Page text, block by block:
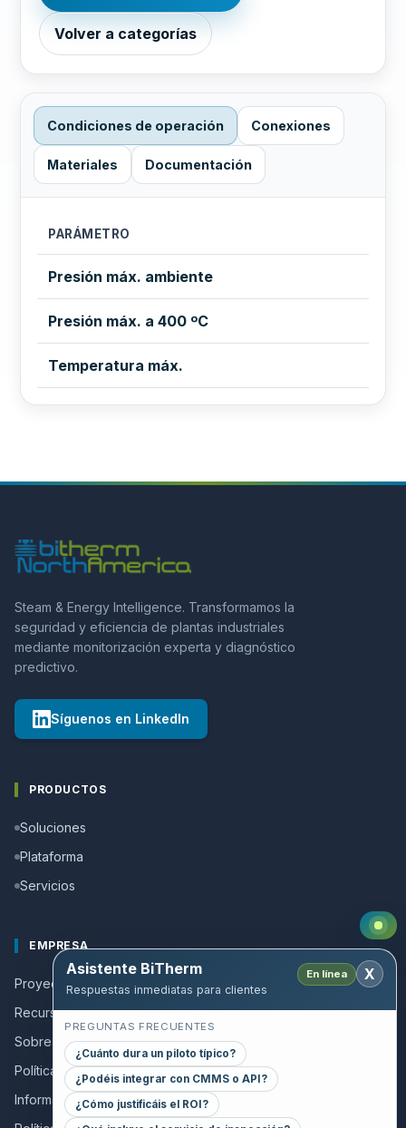
Volver a categorías
Condiciones de operación Conexiones
Materiales Documentación
PARÁMETRO
Presión máx. ambiente
Presión máx. a 400 ºC
Temperatura máx.
Steam & Energy Intelligence. Transformamos la
seguridad y eficiencia de plantas industriales
mediante monitorización experta y diagnóstico
predictivo.
Síguenos en LinkedIn
PRODUCTOS
Soluciones
Plataforma
Servicios
EMPRESA
Proyectos de éxito
Recursos y Guías
Sobre nosotros
Política de calidad
Información a colaboradores
Asistente BiTherm
Respuestas inmediatas para clientes
En línea X
PREGUNTAS FRECUENTES
¿Cuánto dura un piloto típico?
¿Podéis integrar con CMMS o API?
¿Cómo justificáis el ROI?